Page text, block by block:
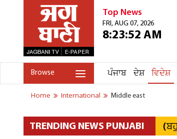
Top News
FRI, AUG 07, 2026
8:23:52 AM
Browse ਪੰਜਾਬ ਦੇਸ਼ ਵਿਦੇਸ਼
Home International Middle east
TRENDING NEWS PUNJABI